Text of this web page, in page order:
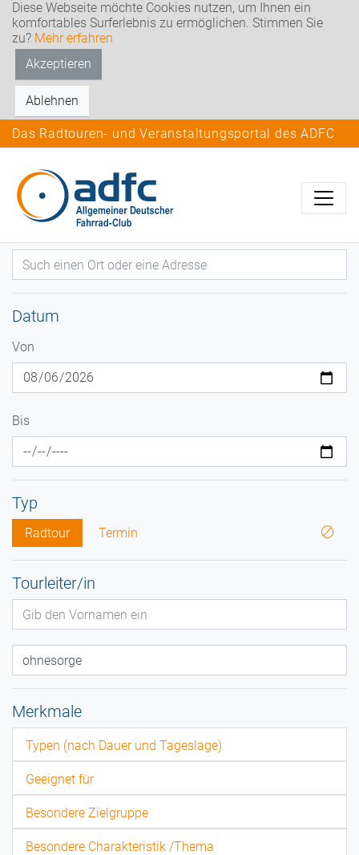
Diese Webseite möchte Cookies nutzen, um Ihnen ein
komfortables Surferlebnis zu ermöglichen. Stimmen Sie
zu? Mehr erfahren
Akzeptieren
Ablehnen
Das Radtouren- und Veranstaltungsportal des ADFC
Datum
Von
Bis
Typ
Radtour Termin
Tourleiter/in
Merkmale
Typen (nach Dauer und Tageslage)
Geeignet für
Besondere Zielgruppe
Besondere Charakteristik /Thema